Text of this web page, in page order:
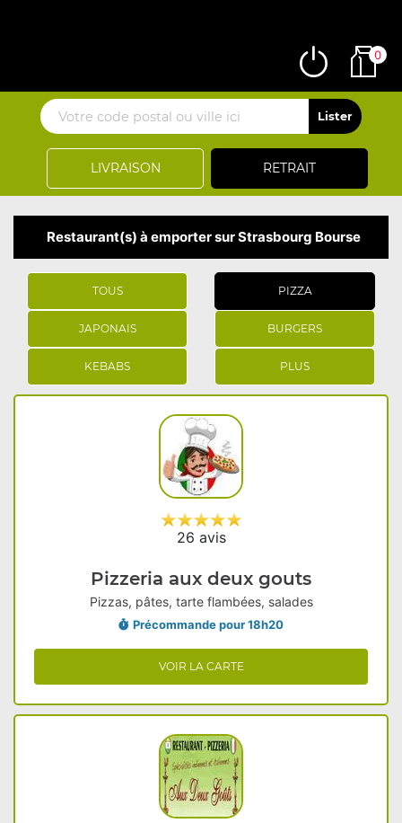
LIVRAISON RETRAIT
0
Restaurant(s) à emporter sur Strasbourg Bourse
TOUS PIZZA
JAPONAIS BURGERS
KEBABS PLUS
26 avis
Pizzeria aux deux gouts
Pizzas, pâtes, tarte flambées, salades
Précommande pour 18h20
VOIR LA CARTE